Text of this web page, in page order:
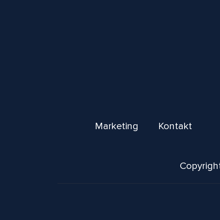
Marketing Kontakt